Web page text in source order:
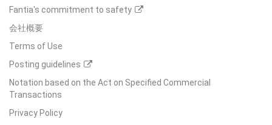
Fantia's commitment to safety
会社概要
Terms of Use
Posting guidelines
Notation based on the Act on Specified Commercial
Transactions
Privacy Policy